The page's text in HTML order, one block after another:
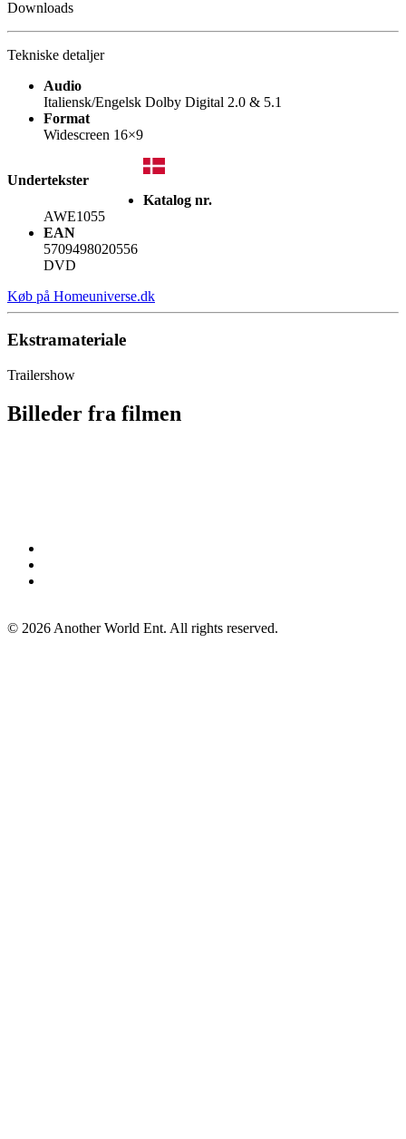
Downloads
Tekniske detaljer
Audio
Italiensk/Engelsk Dolby Digital 2.0 & 5.1
Format
Widescreen 16×9
Undertekster
Katalog nr.
AWE1055
EAN
5709498020556
DVD
Køb på Homeuniverse.dk
Ekstramateriale
Trailershow
Billeder fra filmen
© 2026 Another World Ent. All rights reserved.